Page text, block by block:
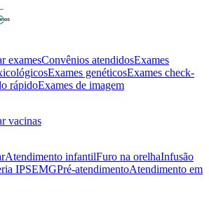
examesConvênios atendidosExames
Exames genéticosExames check-
rápidoExames de imagem
vacinas
Atendimento infantilFuro na orelhaInfusão
IPSEMGPré-atendimentoAtendimento em